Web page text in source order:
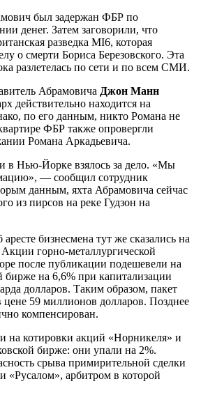
был задержан ФБР по
денег. Затем заговорили, что
разведка MI6, которая
о смерти Бориса Березовского. Эта
разлетелась по сети и по всем СМИ.
Абрамовича Джон Манн
действительно находится на
по его данным, никто Романа не
ФБР также опровергли
Романа Аркадьевича.
в Нью-Йорке взялось за дело. «Мы
— сообщил сотрудник
данным, яхта Абрамовича сейчас
из пирсов на реке Гудзон на
бизнесмена тут же сказались на
горно-металлургической
после публикации подешевели на
на 6,6% при капитализации
долларов. Таким образом, пакет
цене 59 миллионов долларов. Позднее
компенсирован.
на котировки акций «Норникеля» и
бирже: они упали на 2%.
срыва примирительной сделки
«Русалом», арбитром в которой